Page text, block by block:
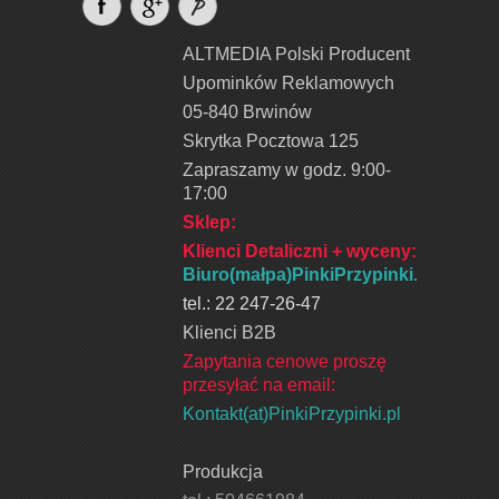
ALTMEDIA Polski Producent
Upominków Reklamowych
05-840 Brwinów
Skrytka Pocztowa 125
Zapraszamy w godz. 9:00-
17:00
Sklep:
Klienci Detaliczni + wyceny:
Biuro(małpa)PinkiPrzypinki.pl
tel.: 22 247-26-47
Klienci B2B
Zapytania cenowe proszę
przesyłać na email:
Kontakt(at)PinkiPrzypinki.pl
Produkcja